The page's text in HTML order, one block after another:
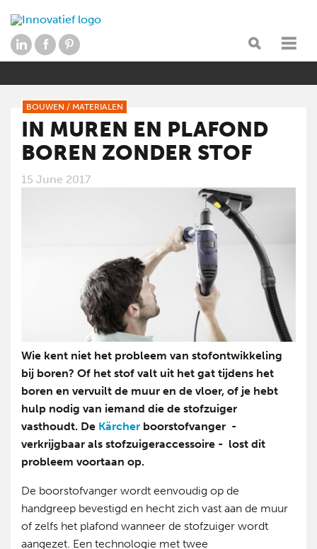
BOUWEN / MATERIALEN
IN MUREN EN PLAFOND
BOREN ZONDER STOF
15 June 2017
Wie kent niet het probleem van stofontwikkeling
bij boren? Of het stof valt uit het gat tijdens het
boren en vervuilt de muur en de vloer, of je hebt
hulp nodig van iemand die de stofzuiger
vasthoudt. De Kärcher boorstofvanger -
verkrijgbaar als stofzuigeraccessoire - lost dit
probleem voortaan op.
De boorstofvanger wordt eenvoudig op de
handgreep bevestigd en hecht zich vast aan de muur
of zelfs het plafond wanneer de stofzuiger wordt
aangezet. Een technologie met twee